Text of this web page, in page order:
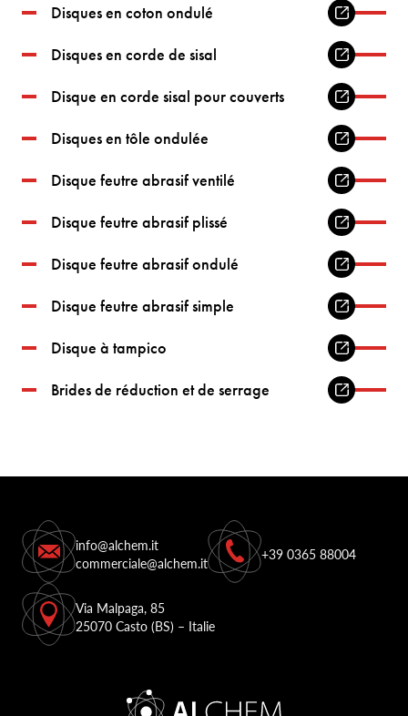
Disques en coton ondulé
Disques en corde de sisal
Disque en corde sisal pour couverts
Disques en tôle ondulée
Disque feutre abrasif ventilé
Disque feutre abrasif plissé
Disque feutre abrasif ondulé
Disque feutre abrasif simple
Disque à tampico
Brides de réduction et de serrage
info@alchem.it
commerciale@alchem.it
+39 0365 88004
Via Malpaga, 85
25070 Casto (BS) – Italie